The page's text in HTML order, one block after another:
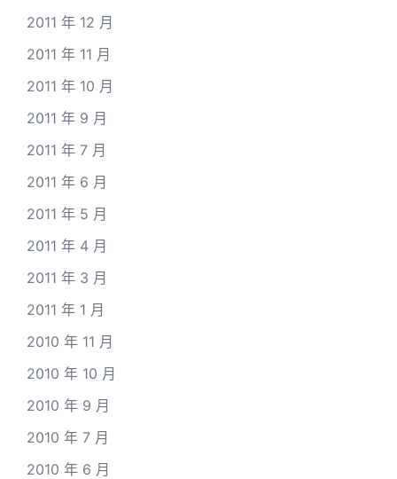
2011 年 12 月
2011 年 11 月
2011 年 10 月
2011 年 9 月
2011 年 7 月
2011 年 6 月
2011 年 5 月
2011 年 4 月
2011 年 3 月
2011 年 1 月
2010 年 11 月
2010 年 10 月
2010 年 9 月
2010 年 7 月
2010 年 6 月